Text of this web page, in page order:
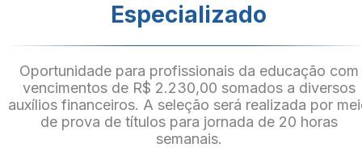
Especializado
Oportunidade para profissionais da educação com
vencimentos de R$ 2.230,00 somados a diversos
auxílios financeiros. A seleção será realizada por
de prova de títulos para jornada de 20 horas
semanais.